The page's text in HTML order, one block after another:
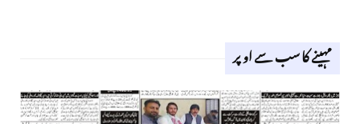
مہینے کا سب سے اوپر